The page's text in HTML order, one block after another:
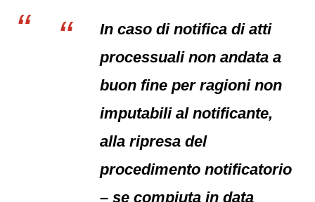
In caso di notifica di atti
processuali non andata a
buon fine per ragioni non
imputabili al notificante,
alla ripresa del
procedimento notificatorio
– se compiuta in data